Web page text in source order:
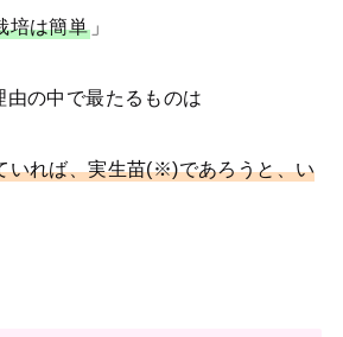
培は簡単 」
由の中で最たるものは
いれば、実生苗(※)であろうと、い